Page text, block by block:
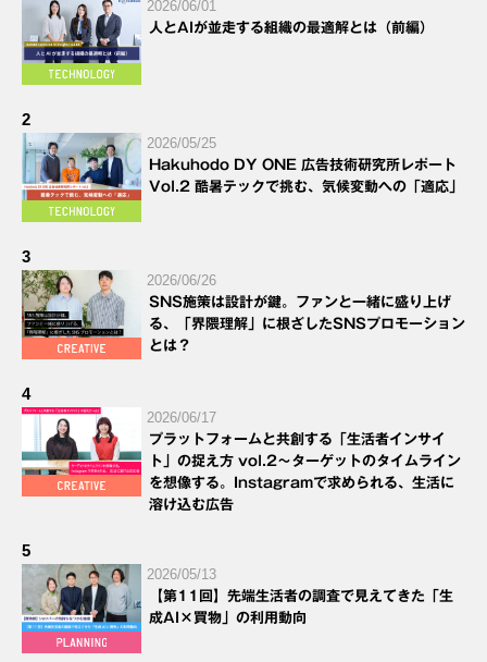
2026/06/01
人とAIが並走する組織の最適解とは（前編）
2
2026/05/25
Hakuhodo DY ONE 広告技術研究所レポート
Vol.2 酷暑テックで挑む、気候変動への「適応」
3
2026/06/26
SNS施策は設計が鍵。ファンと一緒に盛り上げ
る、「界隈理解」に根ざしたSNSプロモーション
とは？
4
2026/06/17
プラットフォームと共創する「生活者インサイ
ト」の捉え方 vol.2～ターゲットのタイムライン
を想像する。Instagramで求められる、生活に
溶け込む広告
5
2026/05/13
【第11回】先端生活者の調査で見えてきた「生
成AI×買物」の利用動向